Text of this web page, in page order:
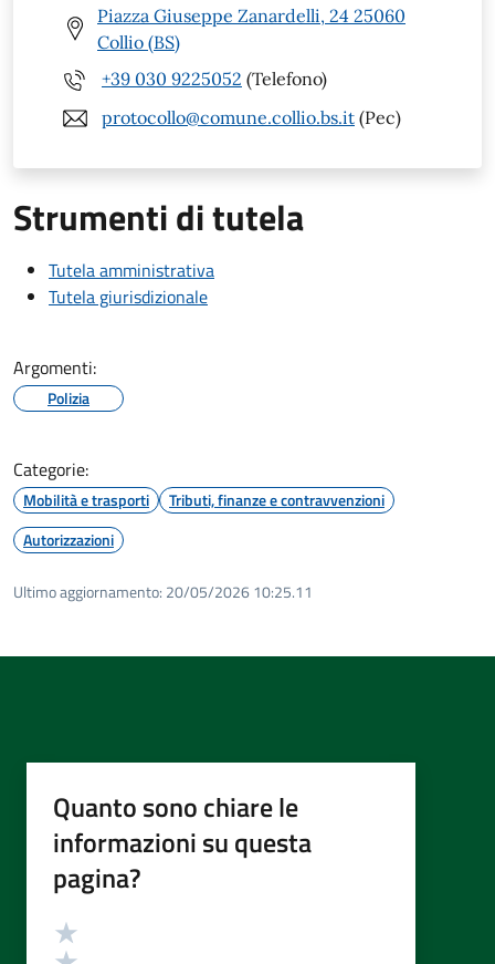
Piazza Giuseppe Zanardelli, 24 25060
Collio (BS)
+39 030 9225052 (Telefono)
protocollo@comune.collio.bs.it (Pec)
Strumenti di tutela
Tutela amministrativa
Tutela giurisdizionale
Argomenti:
Polizia
Categorie:
Mobilità e trasporti
Tributi, finanze e contravvenzioni
Autorizzazioni
Ultimo aggiornamento: 20/05/2026 10:25.11
Quanto sono chiare le
informazioni su questa
pagina?
Valutazione